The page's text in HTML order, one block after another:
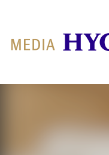
MY FRIEND HYOSUNG